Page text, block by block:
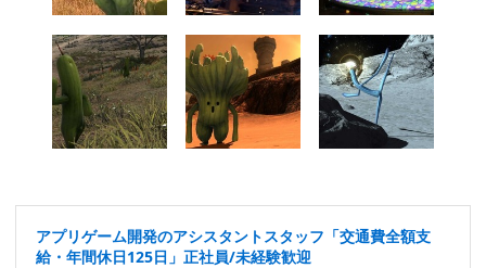
アプリゲーム開発のアシスタントスタッフ「交通費全額支
給・年間休日125日」正社員/未経験歓迎